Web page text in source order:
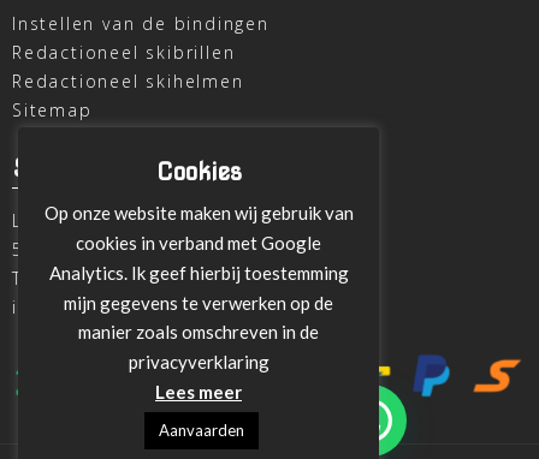
Instellen van de bindingen
Redactioneel skibrillen
Redactioneel skihelmen
Sitemap
SKI OUTLET
Laagheidehof 8
5804 XC Venray
T
+31 478 515696
info@ski-outlet-venray.nl
Cookies
Op onze website maken wij gebruik van
cookies in verband met Google
Analytics. Ik geef hierbij toestemming
mijn gegevens te verwerken op de
manier zoals omschreven in de
privacyverklaring
Lees meer
Aanvaarden